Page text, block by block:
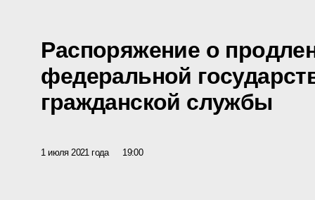
Распоряжение о
федеральной
гражданской службы
1 июля 2021 года 19:00